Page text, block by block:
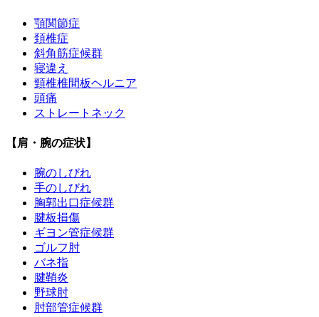
顎関節症
頚椎症
斜角筋症候群
寝違え
頸椎椎間板ヘルニア
頭痛
ストレートネック
【肩・腕の症状】
腕のしびれ
手のしびれ
胸郭出口症候群
腱板損傷
ギヨン管症候群
ゴルフ肘
バネ指
腱鞘炎
野球肘
肘部管症候群